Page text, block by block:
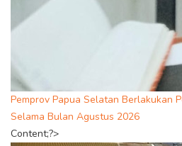
Pemprov Papua Selatan Berlakukan
Selama Bulan Agustus 2026
Content;?>